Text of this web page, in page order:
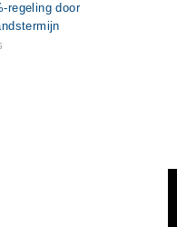
regeling door